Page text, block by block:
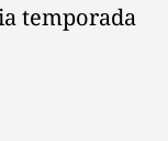
temporada